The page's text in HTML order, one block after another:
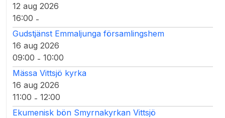
12 aug 2026
16:00 -
Gudstjänst Emmaljunga församlingshem
16 aug 2026
09:00 - 10:00
Mässa Vittsjö kyrka
16 aug 2026
11:00 - 12:00
Ekumenisk bön Smyrnakyrkan Vittsjö